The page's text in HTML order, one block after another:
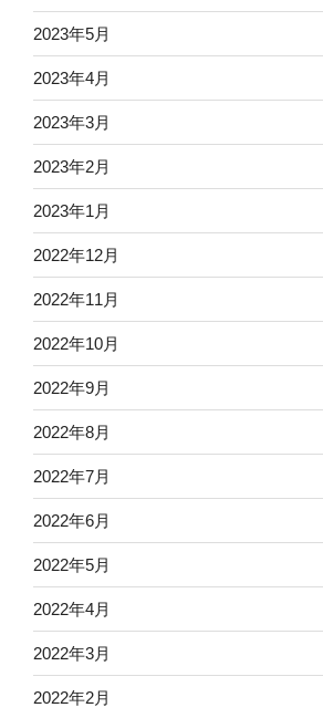
2023年5月
2023年4月
2023年3月
2023年2月
2023年1月
2022年12月
2022年11月
2022年10月
2022年9月
2022年8月
2022年7月
2022年6月
2022年5月
2022年4月
2022年3月
2022年2月